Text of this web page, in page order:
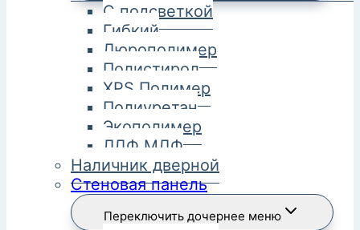
С подсветкой
Гибкий
Дюрополимер
Полистирол
XPS Полимер
Полиуретан
Экополимер
ЛДФ МДФ
Наличник дверной
Стеновая панель
Переключить дочернее меню